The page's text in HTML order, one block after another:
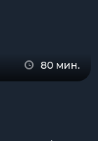
80 мин.